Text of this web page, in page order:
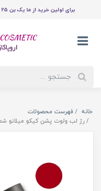
برای اولین خرید از ما یک بن 25 هزار تومانی هدیه بگیرید:WELCOME25
خانه
فهرست محصولات
رژ لب ولوت پشن کیکو میلانو شماره 312 (باز شده